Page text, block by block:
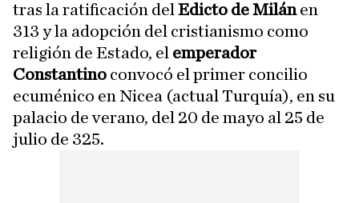
tras la ratificación del Edicto de Milánen
313 y la adopción del cristianismo como
religión de Estado, el emperador
Constantino convocó el primer concilio
ecuménico en Nicea (actual Turquía), en su
palacio de verano, del 20 de mayo al 25 de
julio de 325.